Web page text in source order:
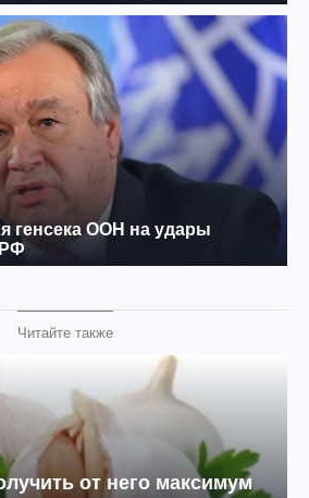
Читайте также
от него максимум